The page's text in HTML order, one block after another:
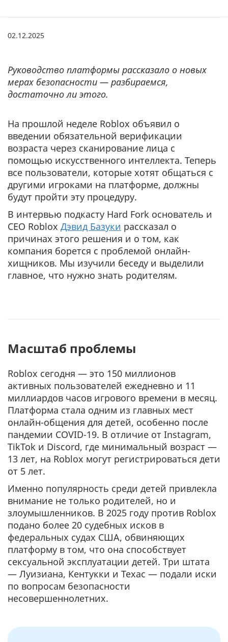
02.12.2025
Руководство платформы рассказало о новых
мерах безопасности — разбираемся,
достаточно ли этого.
На прошлой неделе Roblox объявил о
введении обязательной верификации
возраста через сканирование лица с
помощью искусственного интеллекта. Теперь
все пользователи, которые хотят общаться с
другими игроками на платформе, должны
будут пройти эту процедуру.
В интервью подкасту Hard Fork основатель и
CEO Roblox Дэвид Базуки рассказал о
причинах этого решения и о том, как
компания борется с проблемой онлайн-
хищников. Мы изучили беседу и выделили
главное, что нужно знать родителям.
Масштаб проблемы
Roblox сегодня — это 150 миллионов
активных пользователей ежедневно и 11
миллиардов часов игрового времени в месяц.
Платформа стала одним из главных мест
онлайн-общения для детей, особенно после
пандемии COVID-19. В отличие от Instagram,
TikTok и Discord, где минимальный возраст —
13 лет, на Roblox могут регистрироваться дети
от 5 лет.
Именно популярность среди детей привлекла
внимание не только родителей, но и
злоумышленников. В 2025 году против Roblox
подано более 20 судебных исков в
федеральных судах США, обвиняющих
платформу в том, что она способствует
сексуальной эксплуатации детей. Три штата
— Луизиана, Кентукки и Техас — подали иски
по вопросам безопасности
несовершеннолетних.